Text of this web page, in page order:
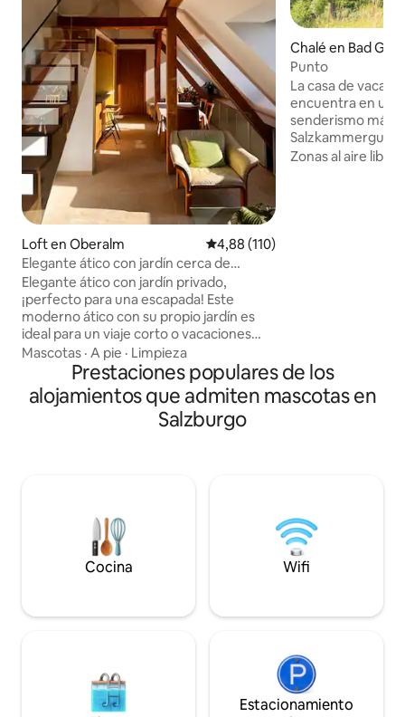
Loft en Oberalm Calificación promedio: 4,88 de
4,88 (110)
Elegante ático con jardín cerca de
Salzburgo
Elegante ático con jardín privado,
¡perfecto para una escapada! Este
moderno ático con su propio jardín es
ideal para un viaje corto o vacaciones
para un máximo de 6 personas. Cerca de
Salzburgo, ofrece un baño grande, tres
dormitorios, sala de estar/comedor y
una cocina con increíbles vistas a la
nadar en los lagos!
Mascotas · A pie · Limpieza
Chalé en Bad
allstättersee
Punto
La casa de
encuentra en uno
senderismo más
Salzkammergut. Estamos situados a una
altura de aprox.
Zonas al aire libre
Prestaciones populares de los
alojamientos que admiten mascotas en
Salzburgo
Cocina Wifi
Estacionamiento